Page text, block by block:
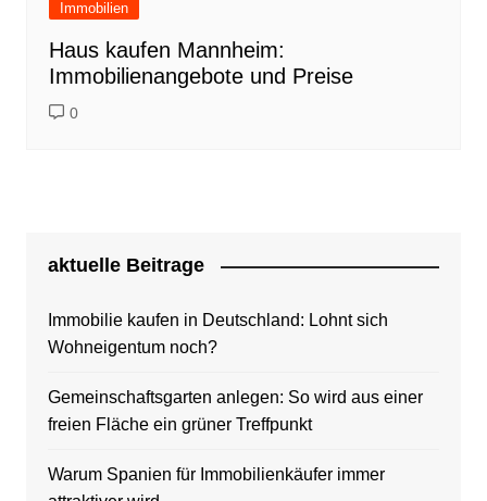
Immobilien
Haus kaufen Mannheim:
Immobilienangebote und Preise
0
aktuelle Beitrage
Immobilie kaufen in Deutschland: Lohnt sich
Wohneigentum noch?
Gemeinschaftsgarten anlegen: So wird aus einer
freien Fläche ein grüner Treffpunkt
Warum Spanien für Immobilienkäufer immer